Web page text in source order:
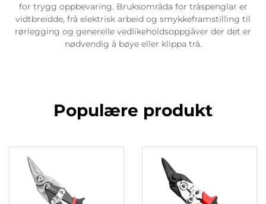
for trygg oppbevaring. Bruksområda for tråspenglar er
vidtbreidde, frå elektrisk arbeid og smykkeframstilling til
rørlegging og generelle vedlikeholdsoppgåver der det er
nødvendig å bøye eller klippa trå.
Populære produkt